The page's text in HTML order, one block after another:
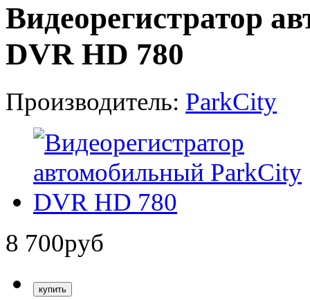
Видеорегистратор
DVR HD 780
Производитель: ParkCity
8 700руб